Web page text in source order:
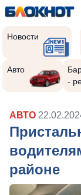
Новости
Авто
-
АВТО
районе